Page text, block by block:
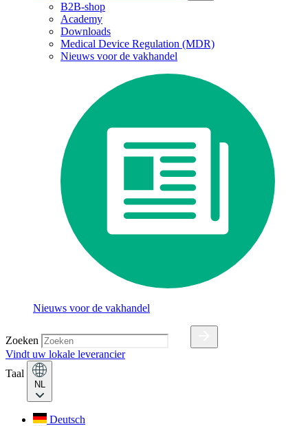
B2B-shop
Academy
Downloads
Medical Device Regulation (MDR)
Nieuws voor de vakhandel
Nieuws voor de vakhandel
Zoeken
Vindt uw lokale leverancier
Taal
NL
Deutsch